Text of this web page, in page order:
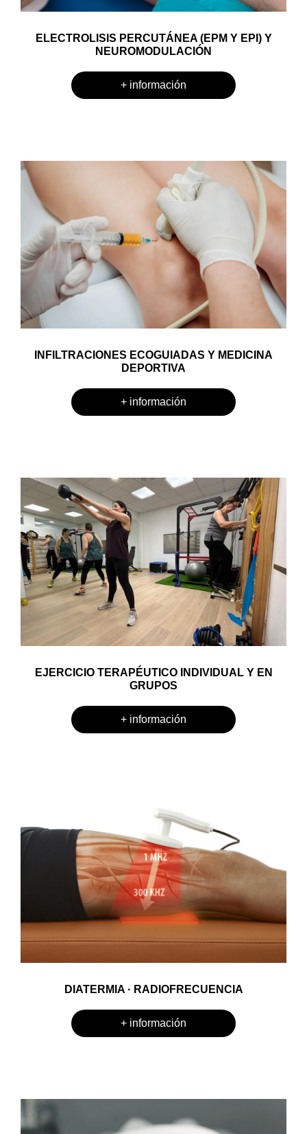
ELECTROLISIS PERCUTÁNEA (EPM Y EPI) Y
NEUROMODULACIÓN
+ información
INFILTRACIONES ECOGUIADAS Y MEDICINA
DEPORTIVA
+ información
EJERCICIO TERAPÉUTICO INDIVIDUAL Y EN
GRUPOS
+ información
DIATERMIA · RADIOFRECUENCIA
+ información